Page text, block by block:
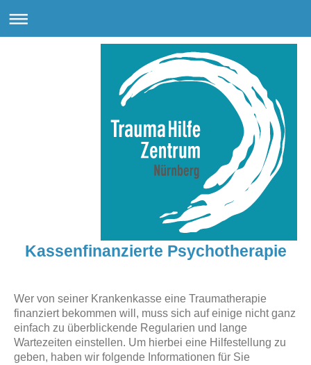
Kassenfinanzierte Psychotherapie
Wer von seiner Krankenkasse eine Traumatherapie
finanziert bekommen will, muss sich auf einige nicht ganz
einfach zu überblickende Regularien und lange
Wartezeiten einstellen. Um hierbei eine Hilfestellung zu
geben, haben wir folgende Informationen für Sie